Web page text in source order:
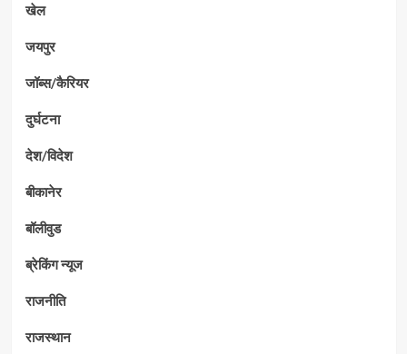
खेल
जयपुर
जॉब्स/कैरियर
दुर्घटना
देश/विदेश
बीकानेर
बॉलीवुड
ब्रेकिंग न्यूज
राजनीति
राजस्थान